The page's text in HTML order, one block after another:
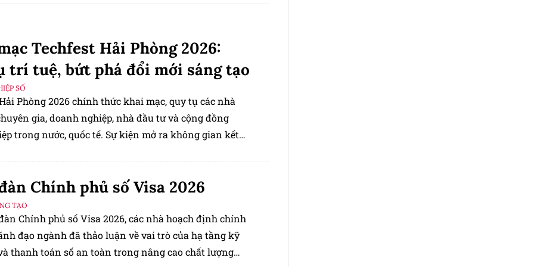
Techfest Hải Phòng 2026:
trí tuệ, bứt phá đổi mới sáng tạo
SỐ
Phòng 2026 chính thức khai mạc, quy tụ các nhà
gia, doanh nghiệp, nhà đầu tư và cộng đồng
trong nước, quốc tế. Sự kiện mở ra không gian kết
đại, hội nhập.
Chính phủ số Visa 2026
TẠO
Chính phủ số Visa 2026, các nhà hoạch định chính
đạo ngành đã thảo luận về vai trò của hạ tầng kỹ
thanh toán số an toàn trong nâng cao chất lượng